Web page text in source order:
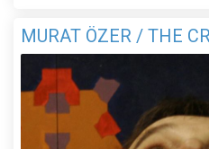
MURAT ÖZER / THE